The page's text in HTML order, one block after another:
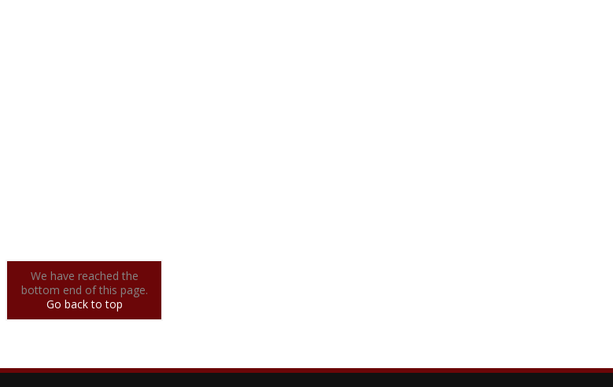
We have reached the
bottom end of this page.
Go back to top